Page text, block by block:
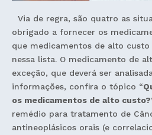
Via de regra, são quatro as
obrigado a fornecer os
que medicamentos de alto
nessa lista. O medicamento de
exceção, que deverá ser
informações, confira o tópico “
os medicamentos de alto
remédio para tratamento de
antineoplásicos orais (e